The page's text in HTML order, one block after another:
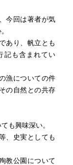
今回は著者が気
あり、帆立とも
記も含まれてい
漁についての件
の自然との共存
も興味深い。
、史実としても
教公園について